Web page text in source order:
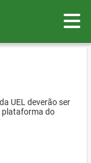
UEL deverão ser
plataforma do